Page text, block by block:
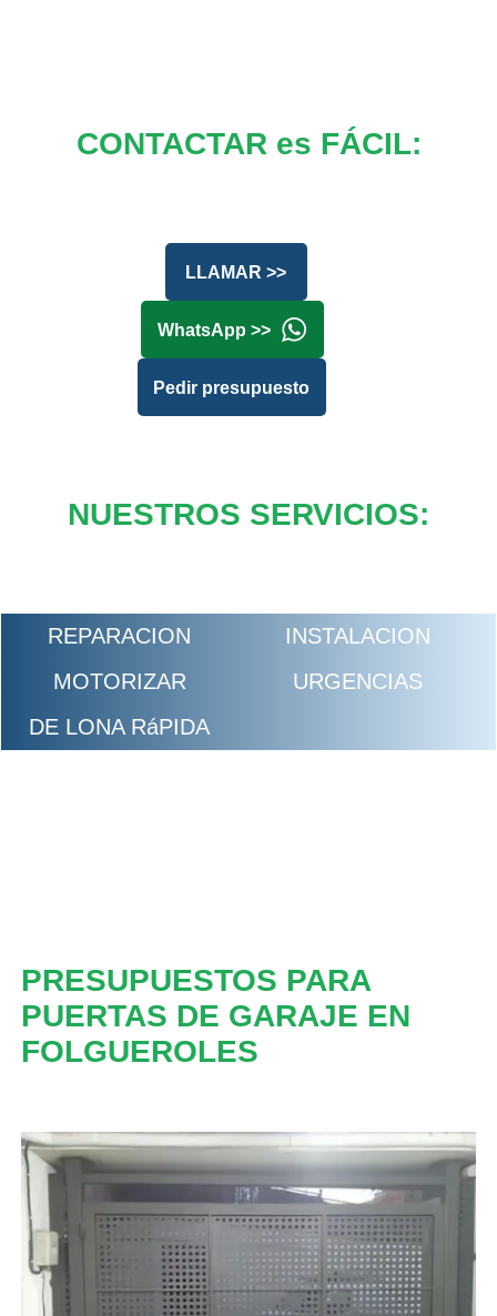
CONTACTAR es FÁCIL:
LLAMAR >>
WhatsApp >>
Pedir presupuesto
NUESTROS SERVICIOS:
REPARACION
INSTALACION
MOTORIZAR
URGENCIAS
DE LONA RáPIDA
PRESUPUESTOS PARA
PUERTAS DE GARAJE EN
FOLGUEROLES